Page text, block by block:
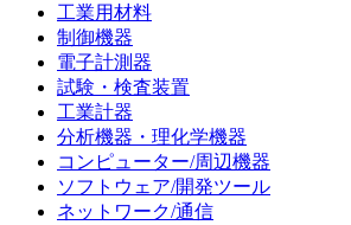
工業用材料
制御機器
電子計測器
試験・検査装置
工業計器
分析機器・理化学機器
コンピューター/周辺機器
ソフトウェア/開発ツール
ネットワーク/通信